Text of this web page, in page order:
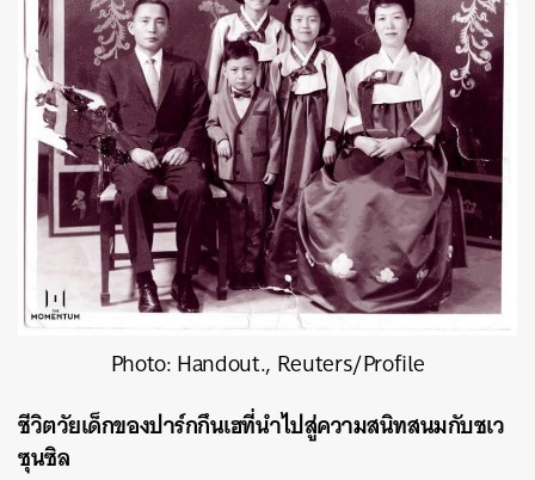
Photo: Handout., Reuters/Profile
ชีวิตวัยเด็กของปาร์กกึนเฮที่นำไปสู่ความสนิทสนมกับชเว
ซุนซิล